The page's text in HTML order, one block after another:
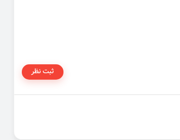
ثبت نظر